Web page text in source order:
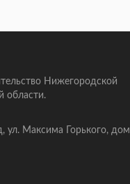
Нижегородской
области.
ул. Максима Горького, дом